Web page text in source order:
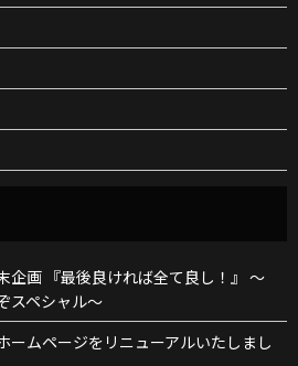
企画 『最後良ければ全て良し！』 ～
スペシャル～
ームページをリニューアルいたしまし